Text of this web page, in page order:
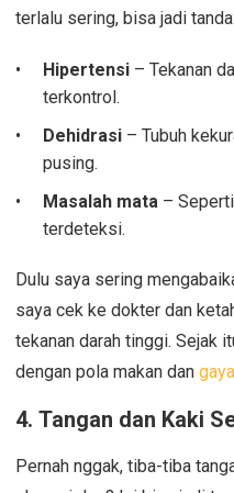
terlalu sering, bisa jadi tanda:
Hipertensi – Tekanan
terkontrol.
Dehidrasi – Tubuh
pusing.
Masalah mata –
terdeteksi.
Dulu saya sering
saya cek ke dokter dan
tekanan darah tinggi. Sejak
dengan pola makan dan
4. Tangan dan Kaki
Pernah nggak, tiba-tiba